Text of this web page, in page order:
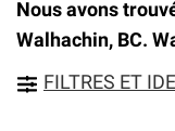
Nous avons
Walhachin, BC.
FILTRES ET